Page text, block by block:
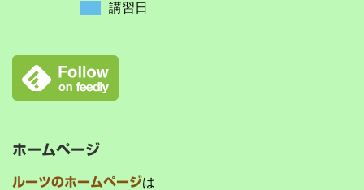
講習日
ホームページ
ルーツのホームページは